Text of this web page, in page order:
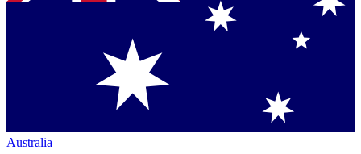
Australia